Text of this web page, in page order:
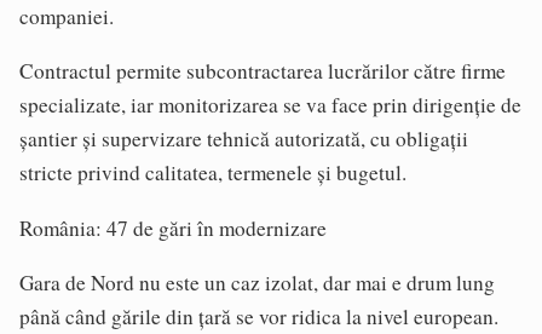
companiei.
Contractul permite subcontractarea lucrărilor către firme
specializate, iar monitorizarea se va face prin dirigenție de
șantier și supervizare tehnică autorizată, cu obligații
stricte privind calitatea, termenele și bugetul.
România: 47 de gări în modernizare
Gara de Nord nu este un caz izolat, dar mai e drum lung
până când gările din țară se vor ridica la nivel european.